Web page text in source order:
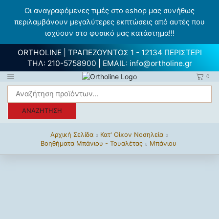
Οι αναγραφόμενες τιμές στο eshop μας συνήθως
περιλαμβάνουν μεγαλύτερες εκπτώσεις από αυτές που
ισχύουν στο φυσικό μας κατάστημα!!!
ORTHOLINE | ΤΡΑΠΕΖΟΥΝΤΟΣ 1 - 12134 ΠΕΡΙΣΤΕΡΙ
ΤΗΛ: 210-5758900 | EMAIL: info@ortholine.gr
0
ΑΝΑΖΉΤΗΣΗ
Αρχική Σελίδα
Κατ' Οίκον Νοσηλεία
Βοηθήματα Μπάνιου - Τουαλέτας
Μπάνιου